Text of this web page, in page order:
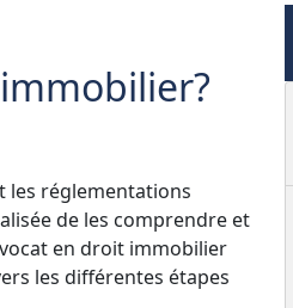
les réglementations
de les comprendre et
en droit immobilier
les différentes étapes